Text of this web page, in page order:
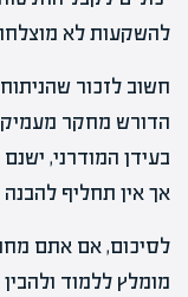
להשקעות לא
חשוב לזכור
הדורש מחקר מעמיק
בעידן המודרני,
אך אין תחליף
לסיכום, אם אתם
מומלץ ללמוד